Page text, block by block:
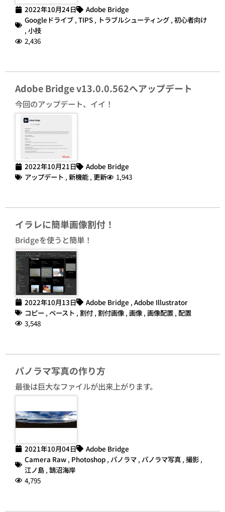
2022年10月24日
Adobe Bridge
Googleドライブ , TIPS , トラブルシューティング , 初心者向け
, 小技
2,436
Adobe Bridge v13.0.0.562へアップデート
今回のアップデート、イイ！
2022年10月21日
Adobe Bridge
アップデート , 新機能 , 更新 1,943
イラレに簡単画像割付！
Bridgeを使うと簡単！
2022年10月13日 Adobe Bridge , Adobe Illustrator
コピー , ペースト , 割付 , 割付画像 , 画像 , 画像配置 , 配置
3,548
パノラマ写真の作り方
最後は巨大なファイルが出来上がります。
2021年10月04日
Adobe Bridge
Camera Raw , Photoshop , パノラマ , パノラマ写真 , 撮影 ,
江ノ島 , 鵠沼海岸
4,795